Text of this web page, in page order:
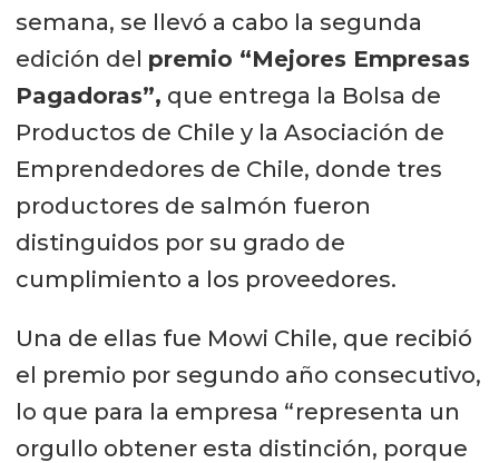
semana, se llevó a cabo la segunda
edición del premio “Mejores Empresas
Pagadoras”, que entrega la Bolsa de
Productos de Chile y la Asociación de
Emprendedores de Chile, donde tres
productores de salmón fueron
distinguidos por su grado de
cumplimiento a los proveedores.
Una de ellas fue Mowi Chile, que recibió
el premio por segundo año consecutivo,
lo que para la empresa “representa un
orgullo obtener esta distinción, porque